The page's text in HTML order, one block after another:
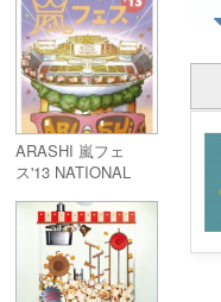
ARASHI 嵐フェ
ス'13 NATIONAL